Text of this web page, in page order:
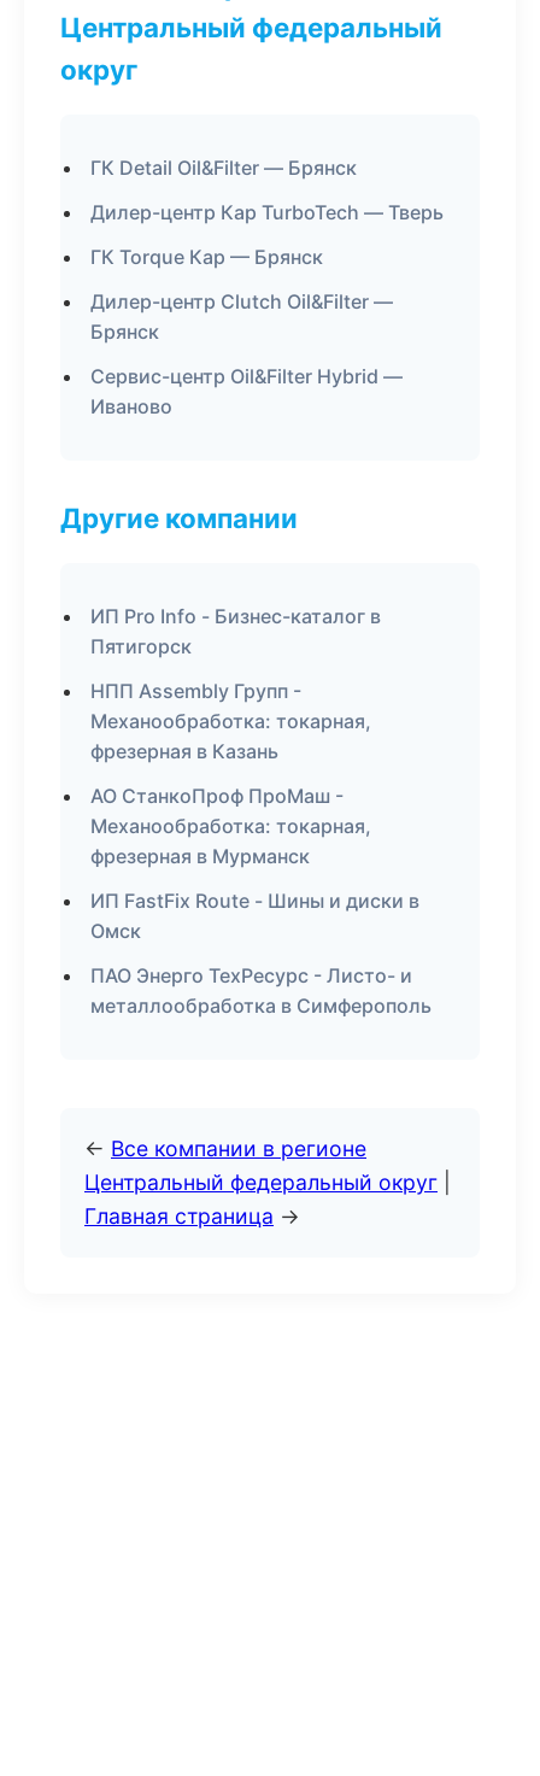
Центральный федеральный
округ
ГК Detail Oil&Filter — Брянск
Дилер-центр Кар TurboTech — Тверь
ГК Torque Кар — Брянск
Дилер-центр Clutch Oil&Filter —
Брянск
Сервис-центр Oil&Filter Hybrid —
Иваново
Другие компании
ИП Pro Info - Бизнес-каталог в
Пятигорск
НПП Assembly Групп -
Механообработка: токарная,
фрезерная в Казань
АО СтанкоПроф ПроМаш -
Механообработка: токарная,
фрезерная в Мурманск
ИП FastFix Route - Шины и диски в
Омск
ПАО Энерго ТехРесурс - Листо- и
металлообработка в Симферополь
← Все компании в регионе
Центральный федеральный округ
Главная страница →